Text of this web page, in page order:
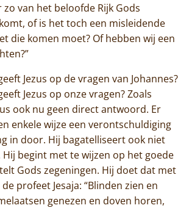
zo van het beloofde Rijk Gods
of is het toch een misleidende
die komen moet? Of hebben wij een
Jezus op de vragen van Johannes?
Jezus op onze vragen? Zoals
ook nu geen direct antwoord. Er
enkele wijze een verontschuldiging
in door. Hij bagatelliseert ook niet
Hij begint met te wijzen op het goede
Gods zegeningen. Hij doet dat met
profeet Jesaja: “Blinden zien en
genezen en doven horen,